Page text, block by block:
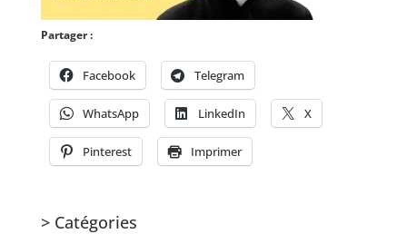
Partager :
Facebook Telegram
WhatsApp LinkedIn X
Pinterest Imprimer
> Catégories